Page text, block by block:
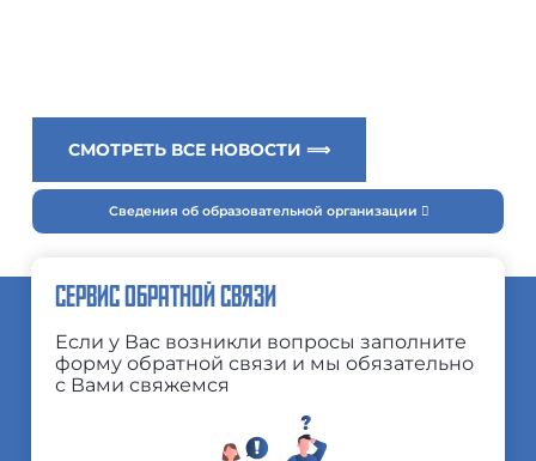
СМОТРЕТЬ ВСЕ НОВОСТИ ⟹
Сведения об образовательной организации
СЕРВИС ОБРАТНОЙ СВЯЗИ
Если у Вас возникли вопросы заполните
форму обратной связи и мы обязательно
с Вами свяжемся